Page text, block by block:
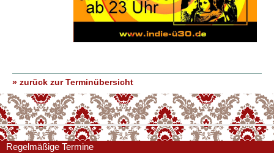
» zurück zur Terminübersicht
Regelmäßige Termine